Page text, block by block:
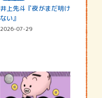
井上先斗『夜がまだ明け
ない』
2026-07-29